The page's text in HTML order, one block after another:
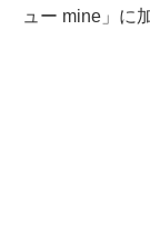
ュー mine」に